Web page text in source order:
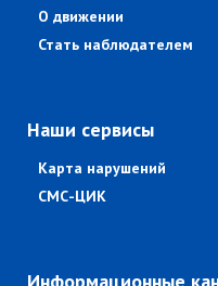
О движении
Стать наблюдателем
Наши сервисы
Карта нарушений
СМС-ЦИК